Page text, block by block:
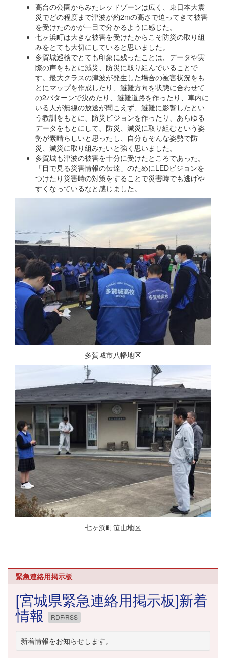
高台の公園からみたレッドゾーンは広く、東日本大震
災でどの程度まで津波が約2mの高さで迫ってきて被害
を受けたのかが一目で分かるように感じた。
七ヶ浜町は大きな被害を受けたからこそ防災の取り組
みをとても大切にしていると思いました。
多賀城巡検でとても印象に残ったことは、データや実
際の声をもとに減災、防災に取り組んでいることで
す。最大クラスの津波が発生した場合の被害状況をも
とにマップを作成したり、避難方向を状態に合わせて
の2パターンで決めたり、避難道路を作ったり、車内に
いる人が無線の放送が聞こえず、避難に影響したとい
う教訓をもとに、防災ビジョンを作ったり、あらゆる
データをもとにして、防災、減災に取り組むという姿
勢が素晴らしいと思ったし、自分もそんな姿勢で防
災、減災に取り組みたいと強く思いました。
多賀城も津波の被害を十分に受けたところであった。
「目で見る災害情報の伝達」のためにLEDビジョンを
つけたり災害時の対策をすることで災害時でも逃げや
すくなっているなと感じました。
多賀城市八幡地区
七ヶ浜町笹山地区
緊急連絡用掲示板
[宮城県緊急連絡用掲示板]新着
情報 RDF/RSS
新着情報をお知らせします。